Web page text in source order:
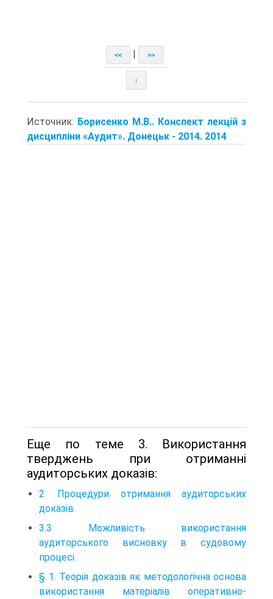
<< >>
↑
Источник: Борисенко М.В.. Конспект лекцій з
дисципліни «Аудит». Донецьк - 2014. 2014
Еще по теме 3. Використання
тверджень при отриманні
аудиторських доказів:
2. Процедури отримання аудиторських
доказів
3.3 Можливість використання
аудиторського висновку в судовому
процесі.
§ 1. Теорія доказів як методологічна основа
використання матеріалів оперативно-